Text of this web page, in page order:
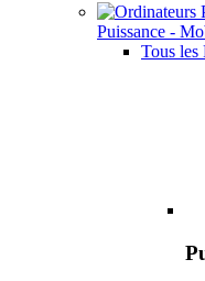
Puissance -
Tous les